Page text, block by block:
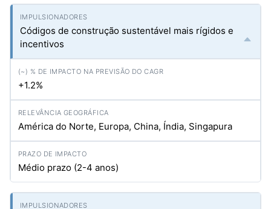
Códigos de construção sustentável mais rígidos e
incentivos
+1.2%
América do Norte, Europa, China, Índia, Singapura
Médio prazo (2-4 anos)